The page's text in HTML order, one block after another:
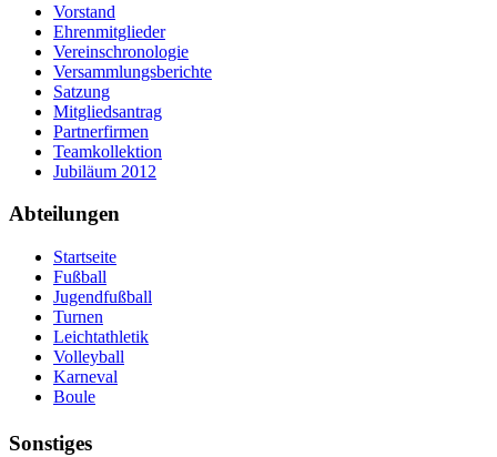
Vorstand
Ehrenmitglieder
Vereinschronologie
Versammlungsberichte
Satzung
Mitgliedsantrag
Partnerfirmen
Teamkollektion
Jubiläum 2012
Abteilungen
Startseite
Fußball
Jugendfußball
Turnen
Leichtathletik
Volleyball
Karneval
Boule
Sonstiges